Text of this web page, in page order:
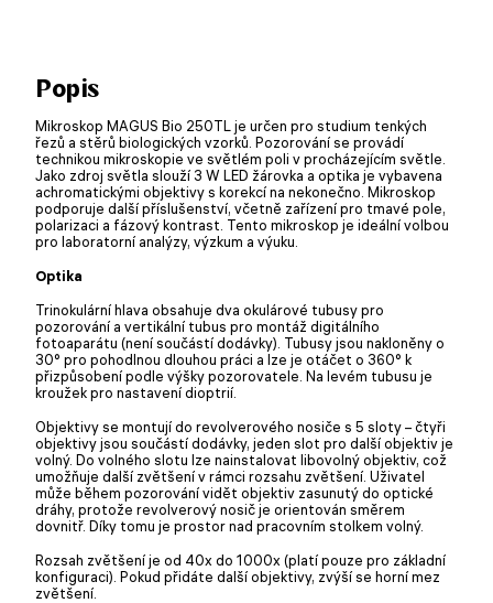
Popis
Mikroskop MAGUS Bio 250TL je určen pro studium tenkých
řezů a stěrů biologických vzorků. Pozorování se provádí
technikou mikroskopie ve světlém poli v procházejícím světle.
Jako zdroj světla slouží 3 W LED žárovka a optika je vybavena
achromatickými objektivy s korekcí na nekonečno. Mikroskop
podporuje další příslušenství, včetně zařízení pro tmavé pole,
polarizaci a fázový kontrast. Tento mikroskop je ideální volbou
pro laboratorní analýzy, výzkum a výuku.
Optika
Trinokulární hlava obsahuje dva okulárové tubusy pro
pozorování a vertikální tubus pro montáž digitálního
fotoaparátu (není součástí dodávky). Tubusy jsou nakloněny o
30° pro pohodlnou dlouhou práci a lze je otáčet o 360° k
přizpůsobení podle výšky pozorovatele. Na levém tubusu je
kroužek pro nastavení dioptrií.
Objektivy se montují do revolverového nosiče s 5 sloty – čtyři
objektivy jsou součástí dodávky, jeden slot pro další objektiv je
volný. Do volného slotu lze nainstalovat libovolný objektiv, což
umožňuje další zvětšení v rámci rozsahu zvětšení. Uživatel
může během pozorování vidět objektiv zasunutý do optické
dráhy, protože revolverový nosič je orientován směrem
dovnitř. Díky tomu je prostor nad pracovním stolkem volný.
Rozsah zvětšení je od 40x do 1000x (platí pouze pro základní
konfiguraci). Pokud přidáte další objektivy, zvýší se horní mez
zvětšení.